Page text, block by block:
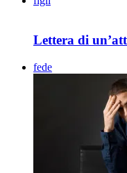
Lettera di
fede